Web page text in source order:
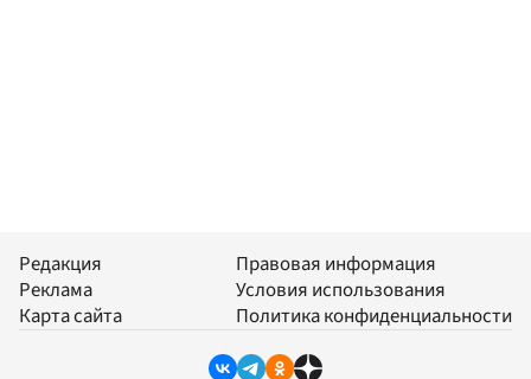
Редакция
Реклама
Карта сайта
Правовая информация
Условия использования
Политика конфиденциальности